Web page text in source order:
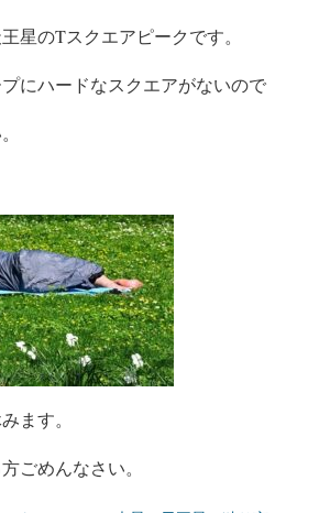
星のTスクエアピークです。
にハードなスクエアがないので
ます。
ごめんなさい。